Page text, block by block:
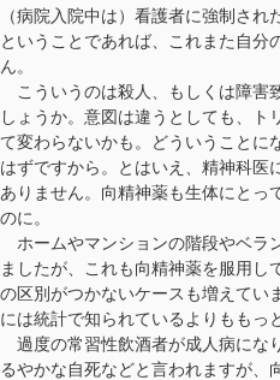
（病院入院中は）看護者に強制され
ということであれば、これまた自分
ん。
こういうのは殺人、もしくは障害
しょうか。意図は違うとしても、ト
て変わらないかも。どういうことに
はずですから。とはいえ、精神科医
ありません。向精神薬も生体にとっ
のに。
ホームやマンションの階段やベラ
ましたが、これも向精神薬を服用し
の区別がつかないケースも増えてい
には統計で知られているよりももっ
過度の常習性飲酒者が成人病にな
るやかな自死などと言われますが、